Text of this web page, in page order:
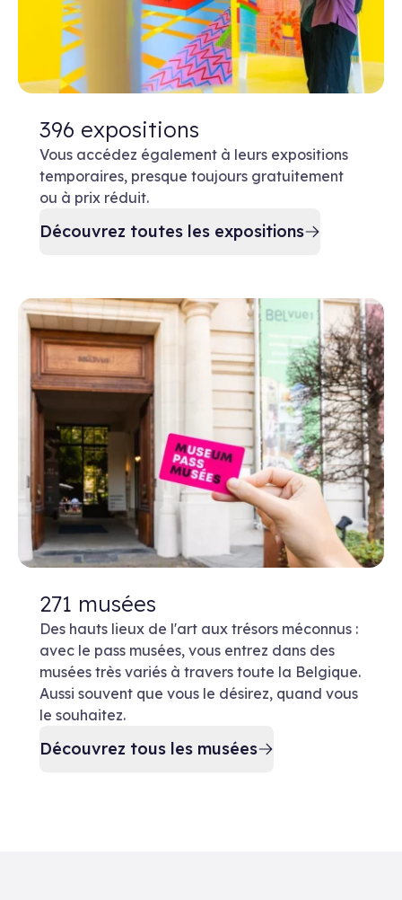
396 expositions
Vous accédez également à leurs expositions
temporaires, presque toujours gratuitement
ou à prix réduit.
Découvrez toutes les expositions
271 musées
Des hauts lieux de l'art aux trésors méconnus :
avec le pass musées, vous entrez dans des
musées très variés à travers toute la Belgique.
Aussi souvent que vous le désirez, quand vous
le souhaitez.
Découvrez tous les musées